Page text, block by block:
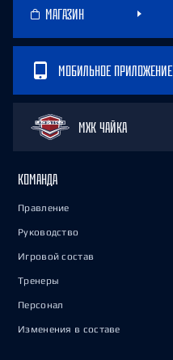
МАГАЗИН
МОБИЛЬНОЕ ПРИЛОЖЕНИЕ
МХК ЧАЙКА
КОМАНДА
Правление
Руководство
Игровой состав
Тренеры
Персонал
Изменения в составе